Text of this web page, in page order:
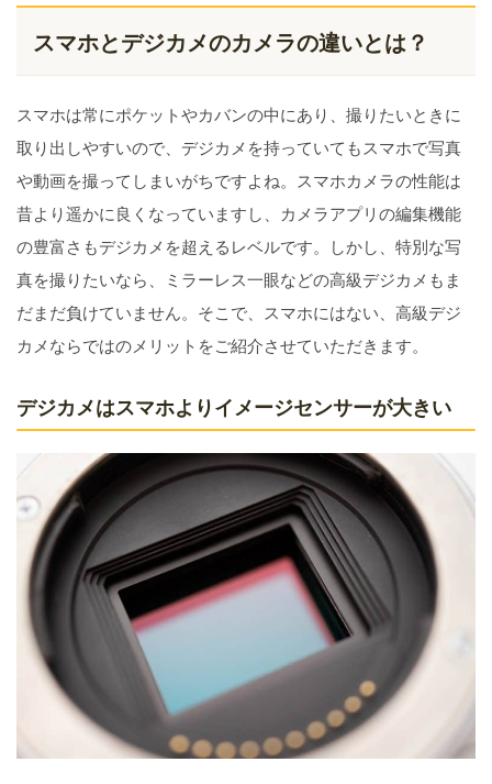
スマホとデジカメのカメラの違いとは？
スマホは常にポケットやカバンの中にあり、撮りたいときに
取り出しやすいので、デジカメを持っていてもスマホで写真
や動画を撮ってしまいがちですよね。スマホカメラの性能は
昔より遥かに良くなっていますし、カメラアプリの編集機能
の豊富さもデジカメを超えるレベルです。しかし、特別な写
真を撮りたいなら、ミラーレス一眼などの高級デジカメもま
だまだ負けていません。そこで、スマホにはない、高級デジ
カメならではのメリットをご紹介させていただきます。
デジカメはスマホよりイメージセンサーが大きい